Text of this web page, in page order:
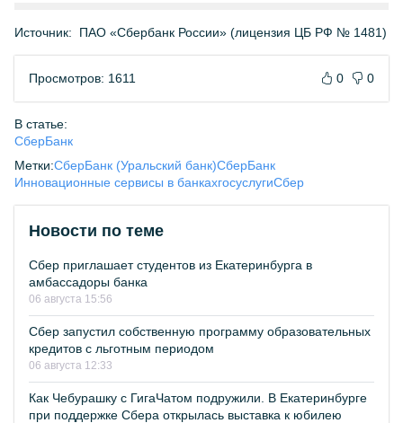
Источник: ПАО «Сбербанк России» (лицензия ЦБ РФ № 1481)
Просмотров: 1611 0 0
В статье:
СберБанк
Метки:СберБанк (Уральский банк)СберБанк
Инновационные сервисы в банкахгосуслугиСбер
Новости по теме
Сбер приглашает студентов из Екатеринбурга в
амбассадоры банка
06 августа 15:56
Сбер запустил собственную программу образовательных
кредитов с льготным периодом
06 августа 12:33
Как Чебурашку с ГигаЧатом подружили. В Екатеринбурге
при поддержке Сбера открылась выставка к юбилею